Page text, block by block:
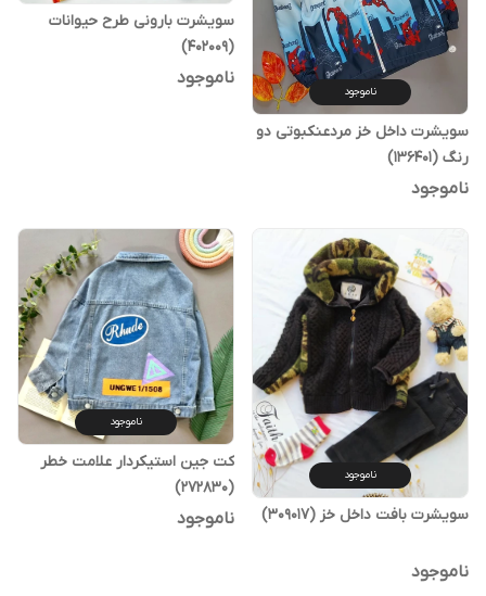
ناموجود
سویشرت داخل خز مردعنکبوتی دو
رنگ (136401)
ناموجود
سویشرت بارونی طرح حیوانات
(402009)
ناموجود
ناموجود
سویشرت بافت داخل خز (309017)
ناموجود
ناموجود
کت جین استیکردار علامت خطر
(272830)
ناموجود